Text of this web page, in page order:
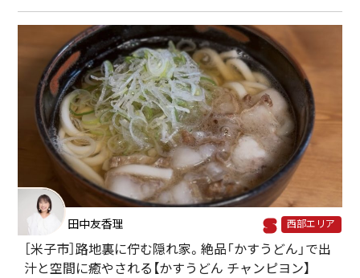
田中友香理 西部エリア
［米子市］路地裏に佇む隠れ家。絶品「かすうどん」で出
汁と空間に癒やされる【かすうどん チャンピヨン】